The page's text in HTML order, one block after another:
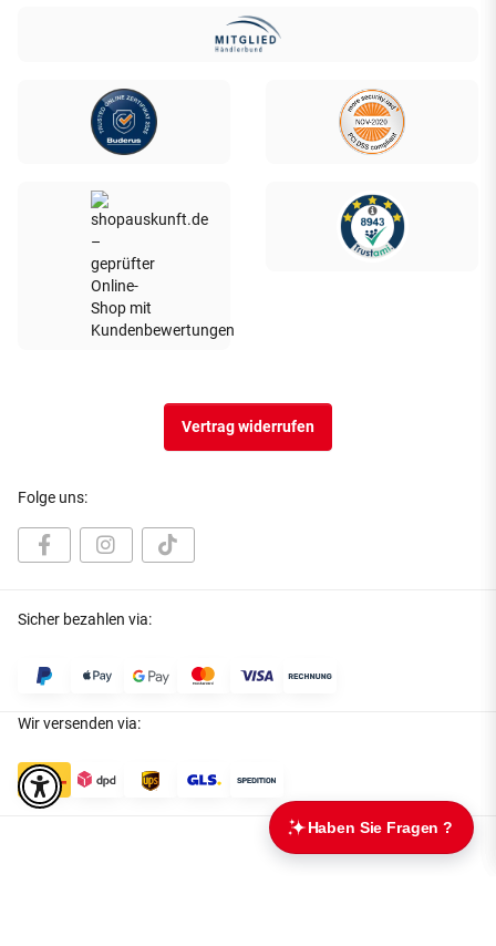
Vertrag widerrufen
Folge uns:
Sicher bezahlen via:
Wir versenden via: